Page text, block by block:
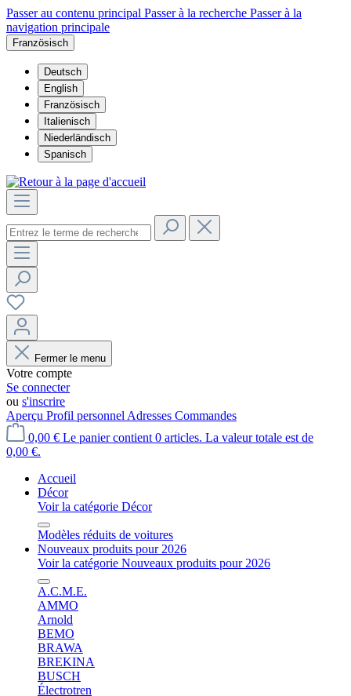
Passer au contenu principal Passer à la recherche Passer à la
navigation principale
Französisch
Deutsch
English
Französisch
Italienisch
Niederländisch
Spanisch
Fermer le menu
Votre compte
Se connecter
ou s'inscrire
Aperçu Profil personnel Adresses Commandes
0,00 € Le panier contient 0 articles. La valeur totale est de
0,00 €.
Accueil
Décor
Voir la catégorie Décor
Modèles réduits de voitures
Nouveaux produits pour 2026
Voir la catégorie Nouveaux produits pour 2026
A.C.M.E.
AMMO
Arnold
BEMO
BRAWA
BREKINA
BUSCH
Électrotren